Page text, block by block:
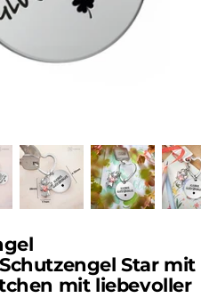
Star mit
mit liebevoller